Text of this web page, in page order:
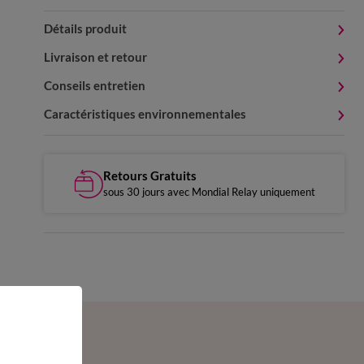
Détails produit
Livraison et retour
Conseils entretien
Caractéristiques environnementales
Retours Gratuits
sous 30 jours avec Mondial Relay uniquement